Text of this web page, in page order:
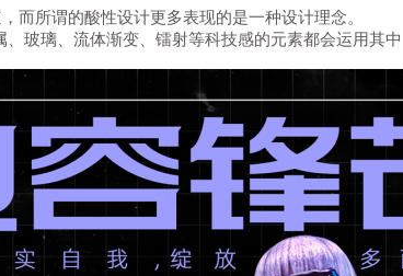
而所谓的酸性设计更多表现的是一种设计理念。
玻璃、流体渐变、镭射等科技感的元素都会运用其